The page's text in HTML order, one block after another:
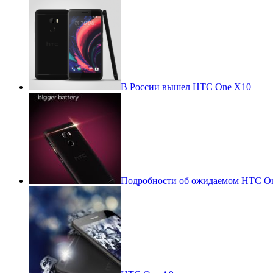
В России вышел HTC One X10
Подробности об ожидаемом HTC